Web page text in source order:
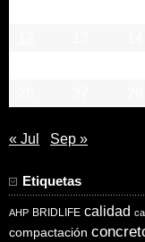
« Jul Sep »
Etiquetas
AHP BRIDLIFE calidad
compactación